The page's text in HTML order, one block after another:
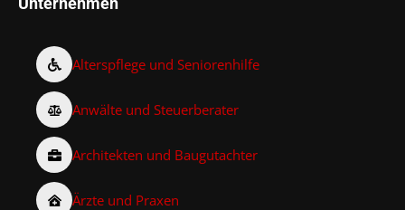
Alterspflege und Seniorenhilfe
Anwälte und Steuerberater
Architekten und Baugutachter
Ärzte und Praxen